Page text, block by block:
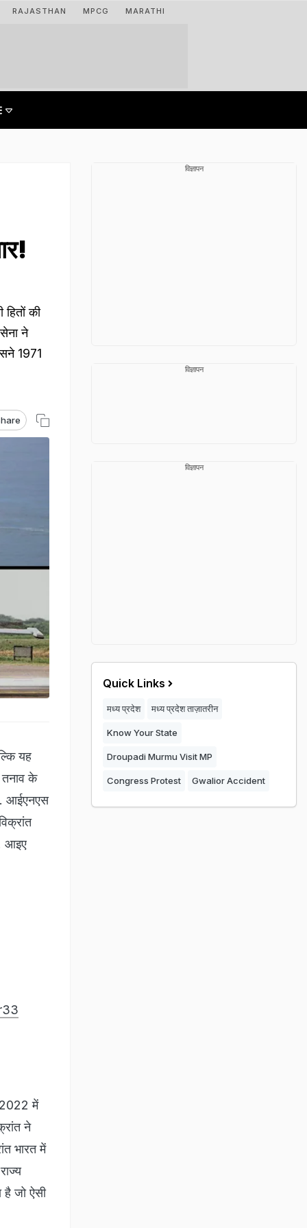
RAJASTHAN MPCG MARATHI
की
ने
1971
यह
के
आईएनएस
आइए
2022 में
ने
भारत में
जो ऐसी
विज्ञापन
विज्ञापन
विज्ञापन
Quick Links
मध्य प्रदेश मध्य प्रदेश ताज़ातरीन
Know Your State
Droupadi Murmu Visit MP
Congress Protest Gwalior Accident